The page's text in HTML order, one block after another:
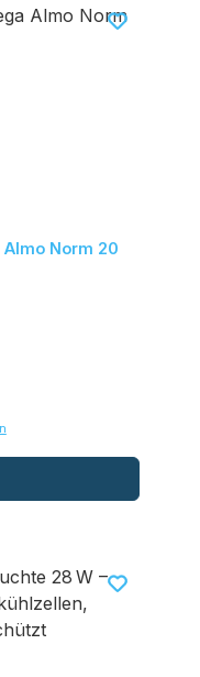
Norm 20